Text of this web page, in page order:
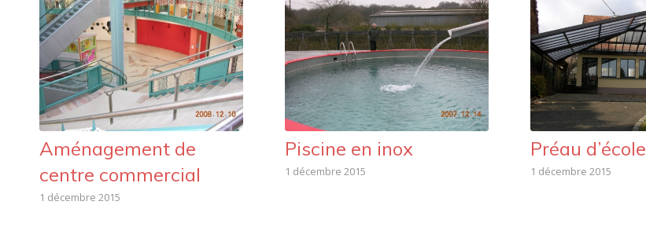
Aménagement de
centre commercial
1 décembre 2015
Piscine en inox
1 décembre 2015
Préau d’école
1 décembre 2015